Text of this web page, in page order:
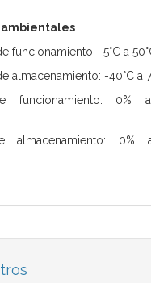
ambientales
funcionamiento: -5°C a
almacenamiento: -40°C a
funcionamiento: 0%
almacenamiento: 0%